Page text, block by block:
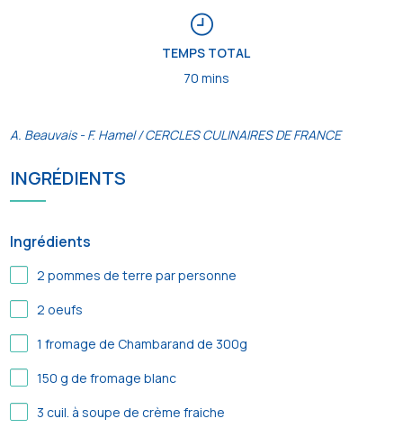
TEMPS TOTAL
70 mins
A. Beauvais - F. Hamel / CERCLES CULINAIRES DE FRANCE
INGRÉDIENTS
Ingrédients
2 pommes de terre par personne
2 oeufs
1 fromage de Chambarand de 300g
150 g de fromage blanc
3 cuil. à soupe de crème fraiche